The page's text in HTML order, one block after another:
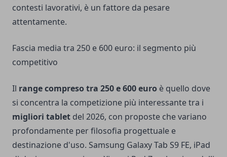
contesti lavorativi, è un fattore da pesare
attentamente.
Fascia media tra 250 e 600 euro: il segmento più
competitivo
Il range compreso tra 250 e 600 euro è quello dove
si concentra la competizione più interessante tra i
migliori tablet del 2026, con proposte che variano
profondamente per filosofia progettuale e
destinazione d'uso. Samsung Galaxy Tab S9 FE, iPad